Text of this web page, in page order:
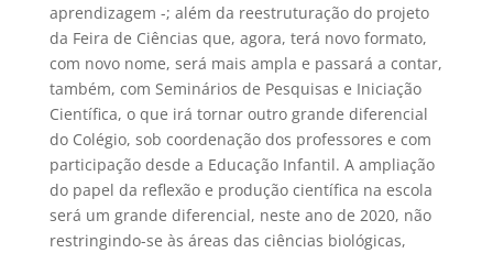
aprendizagem -; além da reestruturação do projeto
da Feira de Ciências que, agora, terá novo formato,
com novo nome, será mais ampla e passará a contar,
também, com Seminários de Pesquisas e Iniciação
Científica, o que irá tornar outro grande diferencial
do Colégio, sob coordenação dos professores e com
participação desde a Educação Infantil. A ampliação
do papel da reflexão e produção científica na escola
será um grande diferencial, neste ano de 2020, não
restringindo-se às áreas das ciências biológicas,